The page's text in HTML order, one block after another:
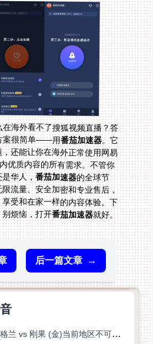
海外看不了搜狐视频直播？答
案很简单——用番茄加速器。它
不仅解决搜狐直播的问题，还能让你在海外正常使用网易
云音乐和B站，满足对国内优质内容的所有需求。不管你
是华人，番茄加速器的全球节
点、多平台支持、稳定无限流量、安全加密和专业售后，
都能让你轻松连接国内，享受和在家一样的内容体验。下
烦恼，打开番茄加速器就好。
后一篇文章 →
在海外看世界杯直播英格兰 vs 刚果 (金)当前地区不可播放？这篇指南帮你突破所有限制